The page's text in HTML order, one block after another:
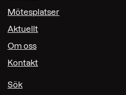
Mötesplatser
Aktuellt
Om oss
Kontakt
Sök